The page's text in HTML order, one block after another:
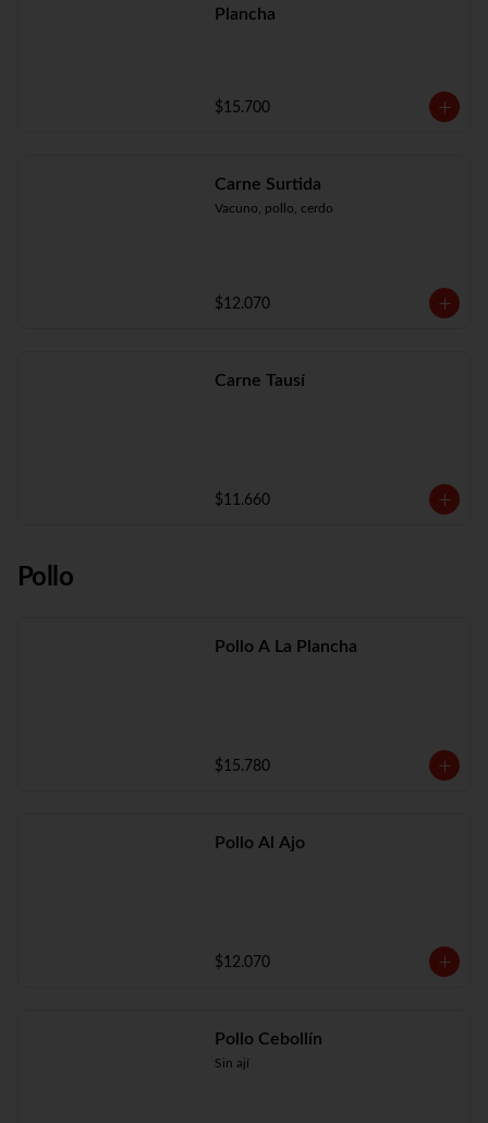
Plancha
$15.700
Carne Surtida
Vacuno, pollo, cerdo
$12.070
Carne Tausí
$11.660
Pollo
Pollo A La Plancha
$15.780
Pollo Al Ajo
$12.070
Pollo Cebollín
Sin ají